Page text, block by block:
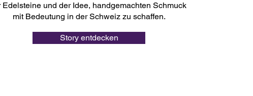
Edelsteine und der Idee, handgemachten Schmuck
mit Bedeutung in der Schweiz zu schaffen.
Story entdecken